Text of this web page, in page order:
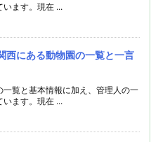
います。現在 ...
西にある動物園の一覧と一言
一覧と基本情報に加え、管理人の一
います。現在 ...